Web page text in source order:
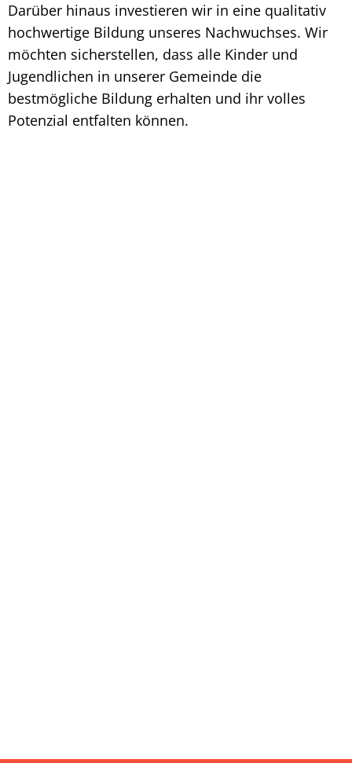
Darüber hinaus investieren wir in eine qualitativ
hochwertige Bildung unseres Nachwuchses. Wir
möchten sicherstellen, dass alle Kinder und
Jugendlichen in unserer Gemeinde die
bestmögliche Bildung erhalten und ihr volles
Potenzial entfalten können.